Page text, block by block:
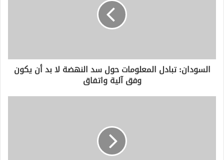
ر
السودان: تبادل المعلومات حول سد النهضة لا بد أن يكون
وفق آلية واتفاق